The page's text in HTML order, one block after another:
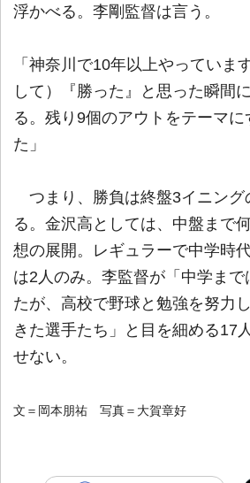
浮かべる。李剛監督は言う。
「神奈川で10年以上やっていま
して）『勝った』と思った瞬間
る。残り9個のアウトをテーマに
た」
つまり、勝負は終盤3イニング
る。金沢高としては、中盤まで
想の展開。レギュラーで中学時
は2人のみ。李監督が「中学まで
たが、高校で野球と勉強を努力
きた選手たち」と目を細める17
せない。
文＝岡本朋祐 写真＝大賀章好